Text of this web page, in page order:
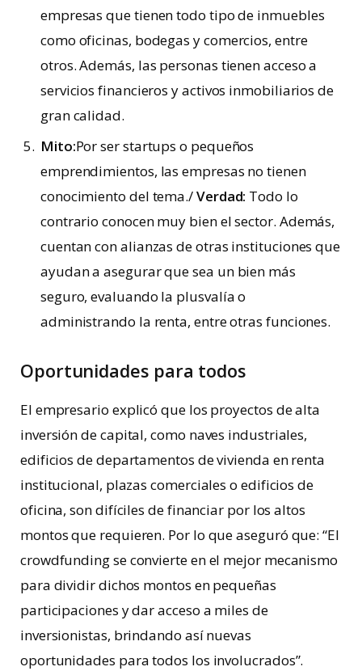
empresas que tienen todo tipo de inmuebles
como oficinas, bodegas y comercios, entre
otros. Además, las personas tienen acceso a
servicios financieros y activos inmobiliarios de
gran calidad.
Mito:Por ser startups o pequeños
emprendimientos, las empresas no tienen
conocimiento del tema./Verdad: Todo lo
contrario conocen muy bien el sector. Además,
cuentan con alianzas de otras instituciones que
ayudan a asegurar que sea un bien más
seguro, evaluando la plusvalía o
administrando la renta, entre otras funciones.
Oportunidades para todos
El empresario explicó que los proyectos de alta
inversión de capital, como naves industriales,
edificios de departamentos de vivienda en renta
institucional, plazas comerciales o edificios de
oficina, son difíciles de financiar por los altos
montos que requieren. Por lo que aseguró que: “El
crowdfunding se convierte en el mejor mecanismo
para dividir dichos montos en pequeñas
participaciones y dar acceso a miles de
inversionistas, brindando así nuevas
oportunidades para todos los involucrados”.